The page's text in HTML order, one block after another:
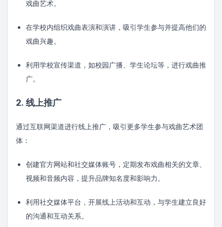
戏曲艺术。
在学校内组织戏曲表演和演讲，吸引学生参与并提高他们的
戏曲兴趣。
利用学校宣传渠道，如校园广播、学生论坛等，进行戏曲推
广。
2. 线上推广
通过互联网渠道进行线上推广，吸引更多学生参与戏曲艺术团
体：
创建官方网站和社交媒体账号，定期发布戏曲相关的文章、
视频和音频内容，提升品牌知名度和影响力。
利用社交媒体平台，开展线上活动和互动，与学生建立良好
的沟通和互动关系。